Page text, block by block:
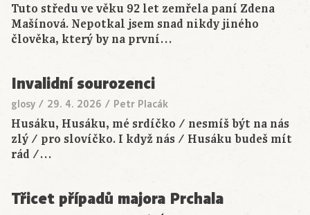
Tuto středu ve věku 92 let zemřela paní Zdena
Mašínová. Nepotkal jsem snad nikdy jiného
člověka, který by na první…
Invalidní sourozenci
glosy / 29. 4. 2026 / Petr Placák
Husáku, Husáku, mé srdíčko / nesmíš být na nás
zlý / pro slovíčko. I když nás / Husáku budeš mít
rád /…
Třicet případů majora Prchala